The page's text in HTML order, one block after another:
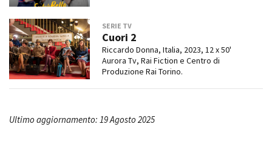
SERIE TV
Cuori 2
Riccardo Donna, Italia, 2023, 12 x 50'
Aurora Tv, Rai Fiction e Centro di
Produzione Rai Torino.
Ultimo aggiornamento: 19 Agosto 2025